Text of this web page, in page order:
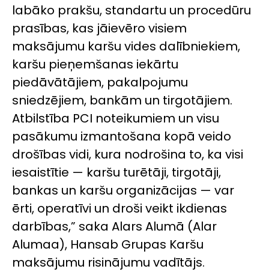
labāko prakšu, standartu un procedūru
prasības, kas jāievēro visiem
maksājumu karšu vides dalībniekiem,
karšu pieņemšanas iekārtu
piedāvātājiem, pakalpojumu
sniedzējiem, bankām un tirgotājiem.
Atbilstība PCI noteikumiem un visu
pasākumu izmantošana kopā veido
drošības vidi, kura nodrošina to, ka visi
iesaistītie — karšu turētāji, tirgotāji,
bankas un karšu organizācijas — var
ērti, operatīvi un droši veikt ikdienas
darbības,” saka Alars Alumā (Alar
Alumaa), Hansab Grupas Karšu
maksājumu risinājumu vadītājs.